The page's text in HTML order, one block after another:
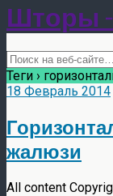
Шторы
Теги ›
18 Февраль 2014
жалюзи
All content